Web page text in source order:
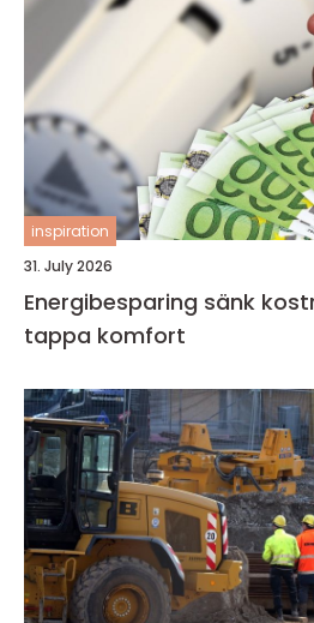
inspiration
31. July 2026
Energibesparing sänk kostnaderna utan att
tappa komfort